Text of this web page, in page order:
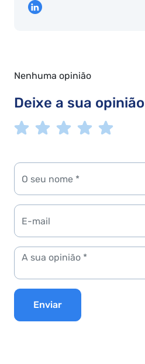
Nenhuma opinião
Deixe a sua opinião
Enviar